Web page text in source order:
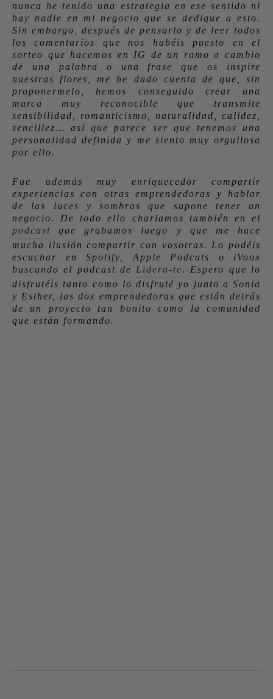
nunca he tenido una estrategia en ese sentido ni
hay nadie en mi negocio que se dedique a esto.
Sin embargo, después de pensarlo y de leer todos
los comentarios que nos habéis puesto en el
sorteo que hacemos en IG de un ramo a cambio
de una palabra o una frase que os inspire
nuestras flores, me he dado cuenta de que, sin
proponermelo, hemos conseguido crear una
marca muy reconocible que transmite
sensibilidad, romanticismo, naturalidad, calidez,
sencillez… así que parece ser que tenemos una
personalidad definida y me siento muy orgullosa
por ello.
Fue además muy enriquecedor compartir
experiencias con otras emprendedoras y hablar
de las luces y sombras que supone tener un
negocio. De todo ello charlamos también en el
podcast que grabamos luego y que me hace
mucha ilusión compartir con vosotras. Lo podéis
escuchar en Spotify, Apple Podcats o iVoox
buscando el podcast de Lidera-te. Espero que lo
disfrutéis tanto como lo disfruté yo junto a Sonia
y Esther, las dos emprendedoras que están detrás
de un proyecto tan bonito como la comunidad
que están formando.